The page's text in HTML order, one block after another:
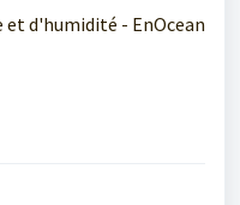
d'humidité - EnOcean